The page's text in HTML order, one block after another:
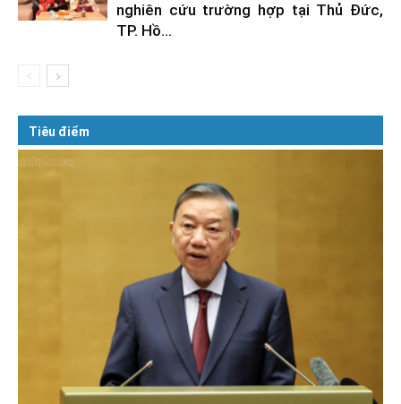
nghiên cứu trường hợp tại Thủ Đức,
TP. Hồ...
Tiêu điểm